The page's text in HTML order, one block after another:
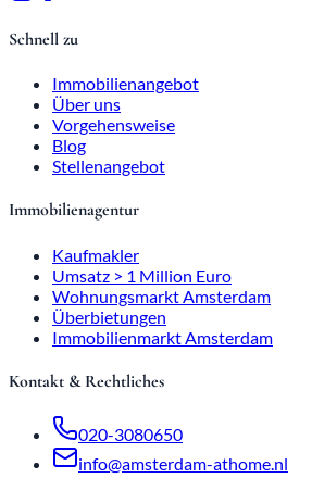
Schnell zu
Immobilienangebot
Über uns
Vorgehensweise
Blog
Stellenangebot
Immobilienagentur
Kaufmakler
Umsatz > 1 Million Euro
Wohnungsmarkt Amsterdam
Überbietungen
Immobilienmarkt Amsterdam
Kontakt & Rechtliches
020-3080650
info@amsterdam-athome.nl